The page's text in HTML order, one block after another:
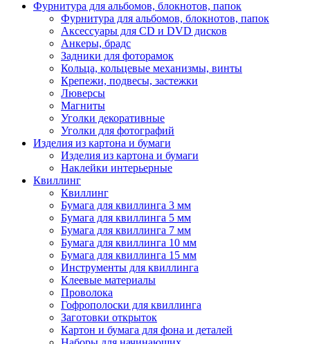
Фурнитура для альбомов, блокнотов, папок
Фурнитура для альбомов, блокнотов, папок
Аксессуары для CD и DVD дисков
Анкеры, брадс
Задники для фоторамок
Кольца, кольцевые механизмы, винты
Крепежи, подвесы, застежки
Люверсы
Магниты
Уголки декоративные
Уголки для фотографий
Изделия из картона и бумаги
Изделия из картона и бумаги
Наклейки интерьерные
Квиллинг
Квиллинг
Бумага для квиллинга 3 мм
Бумага для квиллинга 5 мм
Бумага для квиллинга 7 мм
Бумага для квиллинга 10 мм
Бумага для квиллинга 15 мм
Инструменты для квиллинга
Клеевые материалы
Проволока
Гофрополоски для квиллинга
Заготовки открыток
Картон и бумага для фона и деталей